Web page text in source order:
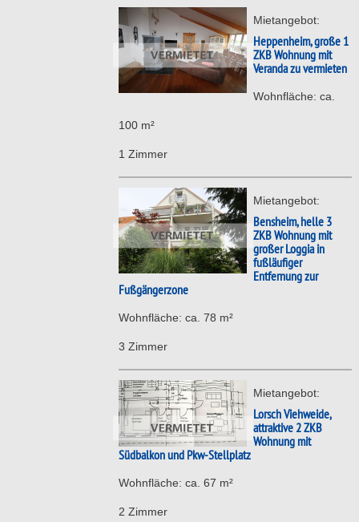
Mietangebot:
Heppenheim, große 1
ZKB Wohnung mit
Veranda zu vermieten
Wohnfläche: ca.
100 m²
1 Zimmer
Mietangebot:
Bensheim, helle 3
ZKB Wohnung mit
großer Loggia in
fußläufiger
Entfernung zur
Fußgängerzone
Wohnfläche: ca. 78 m²
3 Zimmer
Mietangebot:
Lorsch Viehweide,
attraktive 2 ZKB
Wohnung mit
Südbalkon und Pkw-Stellplatz
Wohnfläche: ca. 67 m²
2 Zimmer